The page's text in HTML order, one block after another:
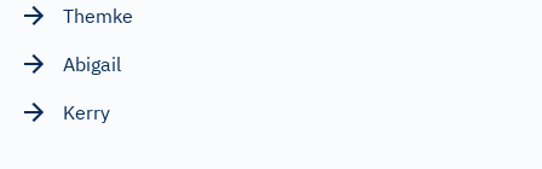
Themke
Abigail
Kerry